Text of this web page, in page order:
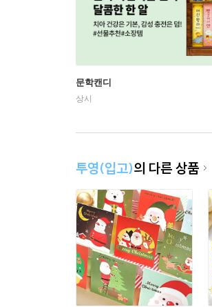
문학캔디
상시
투영(입고)의 다른 상품